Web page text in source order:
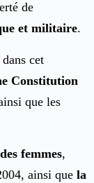
de
et militaire.
dans cet
Constitution
que les
femmes,
ainsi que la